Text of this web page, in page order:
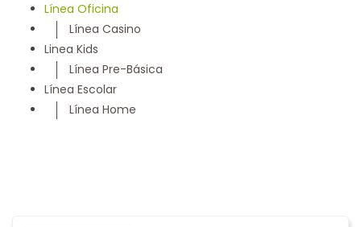
Línea Oficina
Línea Casino
Linea Kids
Línea Pre-Básica
Línea Escolar
Línea Home